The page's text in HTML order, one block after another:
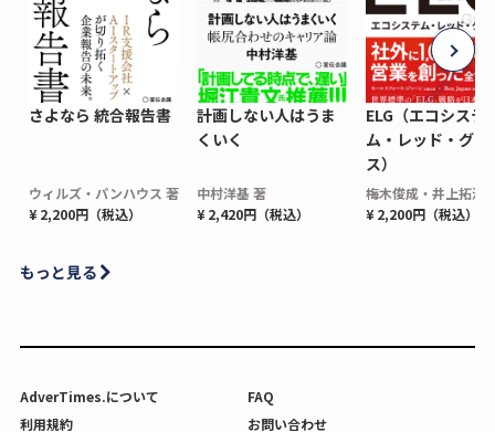
さよなら 統合報告書
ウィルズ・パンハウス 著
¥ 2,200円（税込）
計画しない人はうま
くいく
中村洋基 著
¥ 2,420円（税込）
ELG（エコシステ
ム・レッド・グロ
ス）
梅木俊成・井上拓海
¥ 2,200円（税込）
もっと見る
AdverTimes.について
FAQ
利用規約
お問い合わせ